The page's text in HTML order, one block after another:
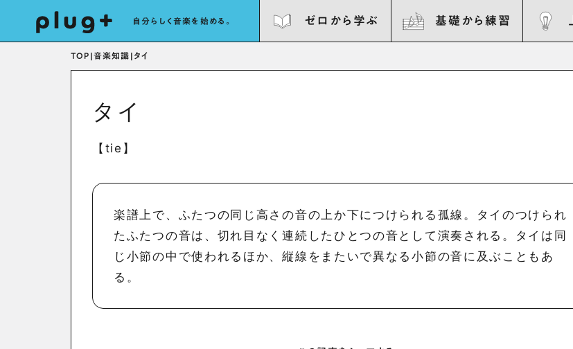
自分らしく音楽を始める。 ゼロから学ぶ 基礎から練習
TOP |音楽知識 | タイ
タイ
【tie】
楽譜上で、ふたつの同じ高さの音の上か下につけられる孤線。タイのつけられ
たふたつの音は、切れ目なく連続したひとつの音として演奏される。タイは同
じ小節の中で使われるほか、縦線をまたいで異なる小節の音に及ぶこともあ
る。